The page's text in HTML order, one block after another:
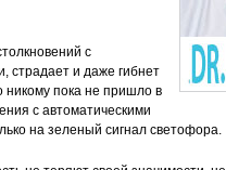
с
страдает и даже гибнет
никому пока не пришло в
с автоматическими
на зеленый сигнал светофора.